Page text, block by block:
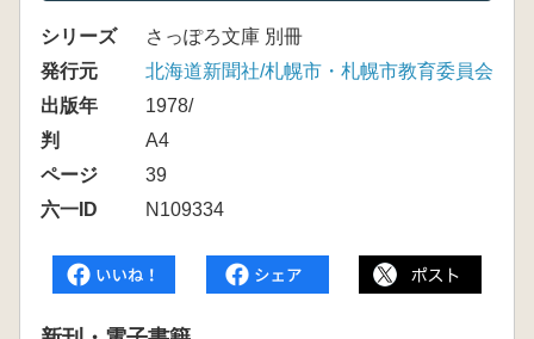
シリーズ
さっぽろ文庫 別冊
発行元
北海道新聞社/札幌市・札幌市教育委員会
出版年
1978/
判
A4
ページ
39
六一ID
N109334